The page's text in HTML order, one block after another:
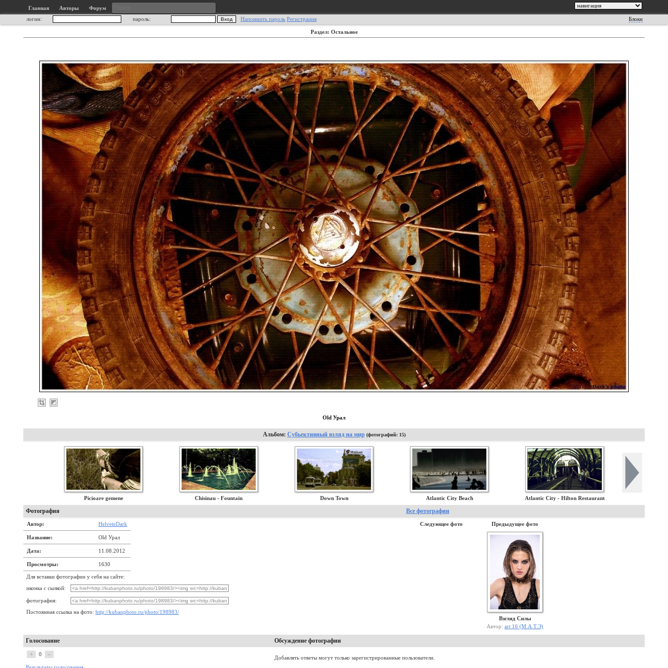
Главная Авторы
Форум
логин:
пароль: Напомнить пароль Регистрация Блоки
Раздел: Остальное
Old Урал
Альбом: Субьективный взляд на мир (фотографий: 15)
Picioare gemene Chisinau - Fountain Down Town Atlantic City Beach Atlantic City - Hilton Restaurant
Фотография Все фотографии
Автор: HelveteDark
Название: Old Урал
Дата: 11.08.2012
Просмотры: 1630
Для вставки фотографии у себя на сайте:
иконка с сылкой:
фотография:
Постоянная ссылка на фото: http://kubanphoto.ru/photo/198983/
Следующее фото Предыдущее фото
Взгляд Силы
Автор: art 16 (М.А.Т.Э)
Голосование Обсуждение фотографии
+ 0 –
Добавлять ответы могут только зарегистрированные пользователи.